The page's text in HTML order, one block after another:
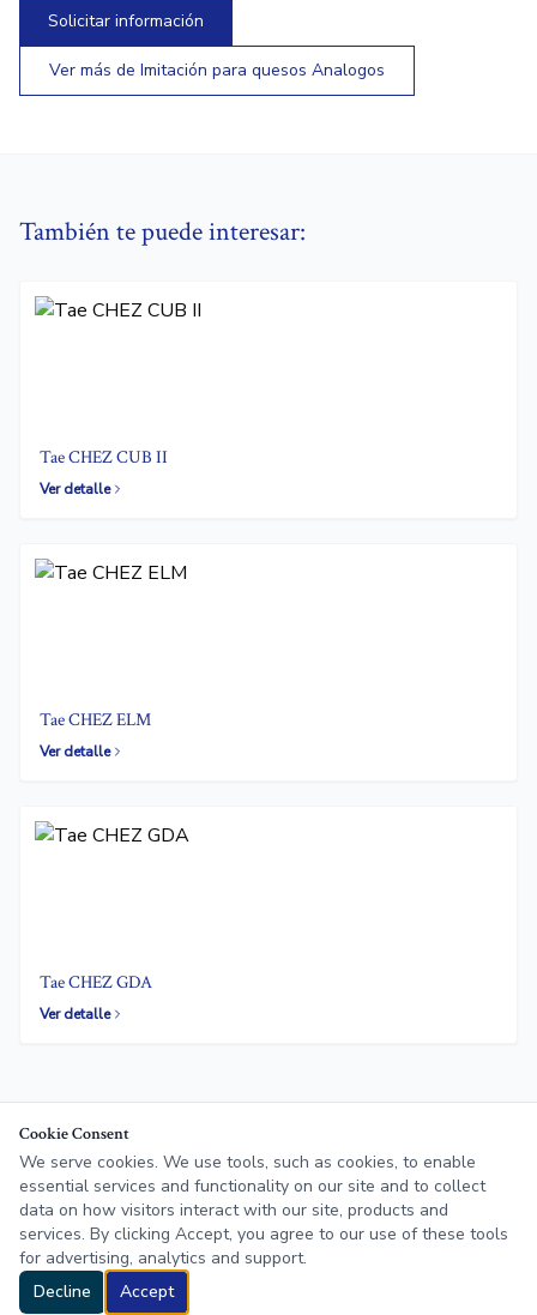
Solicitar información
Ver más de Imitación para quesos Analogos
También te puede interesar:
Tae CHEZ CUB II
Ver detalle
Tae CHEZ ELM
Ver detalle
Tae CHEZ GDA
Ver detalle
Tae Global FoodsContactoProductosSucursales Nosotros
Socios de negocio
© 2026 Tae Global Foods S.A. de C.V.
Cookie Consent
We serve cookies. We use tools, such as cookies, to enable
essential services and functionality on our site and to collect
data on how visitors interact with our site, products and
services. By clicking Accept, you agree to our use of these tools
for advertising, analytics and support.
Decline
Accept